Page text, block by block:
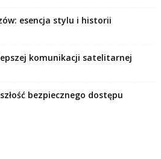
esencja stylu i historii
lepszej komunikacji satelitarnej
bezpiecznego dostępu